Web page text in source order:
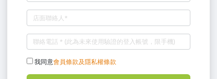
我同意會員條款及隱私權條款